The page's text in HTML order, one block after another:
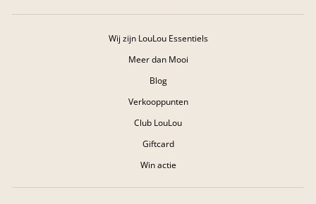
Wij zijn LouLou Essentiels
Meer dan Mooi
Blog
Verkooppunten
Club LouLou
Giftcard
Win actie